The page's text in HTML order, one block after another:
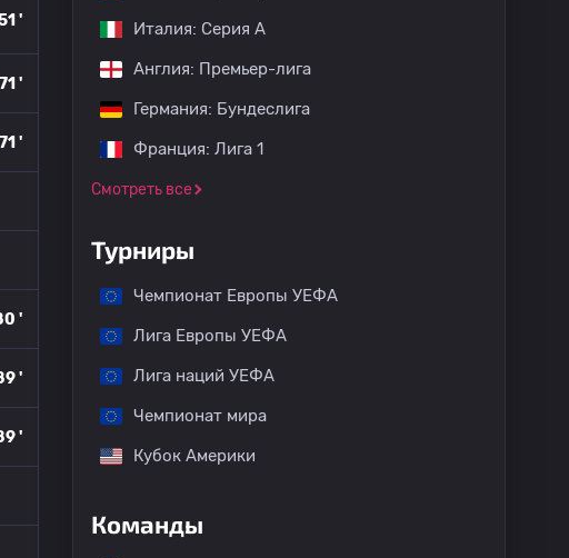
'
71 '
71 '
'
'
'
Италия: Серия А
Англия: Премьер-лига
Германия: Бундеслига
Франция: Лига 1
Смотреть все
Турниры
Чемпионат Европы УЕФА
Лига Европы УЕФА
Лига наций УЕФА
Чемпионат мира
Кубок Америки
Команды